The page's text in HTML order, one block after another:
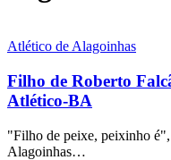
Atlético de Alagoinhas
Filho de Roberto
Atlético-BA
"Filho de peixe, peixinho
Alagoinhas…